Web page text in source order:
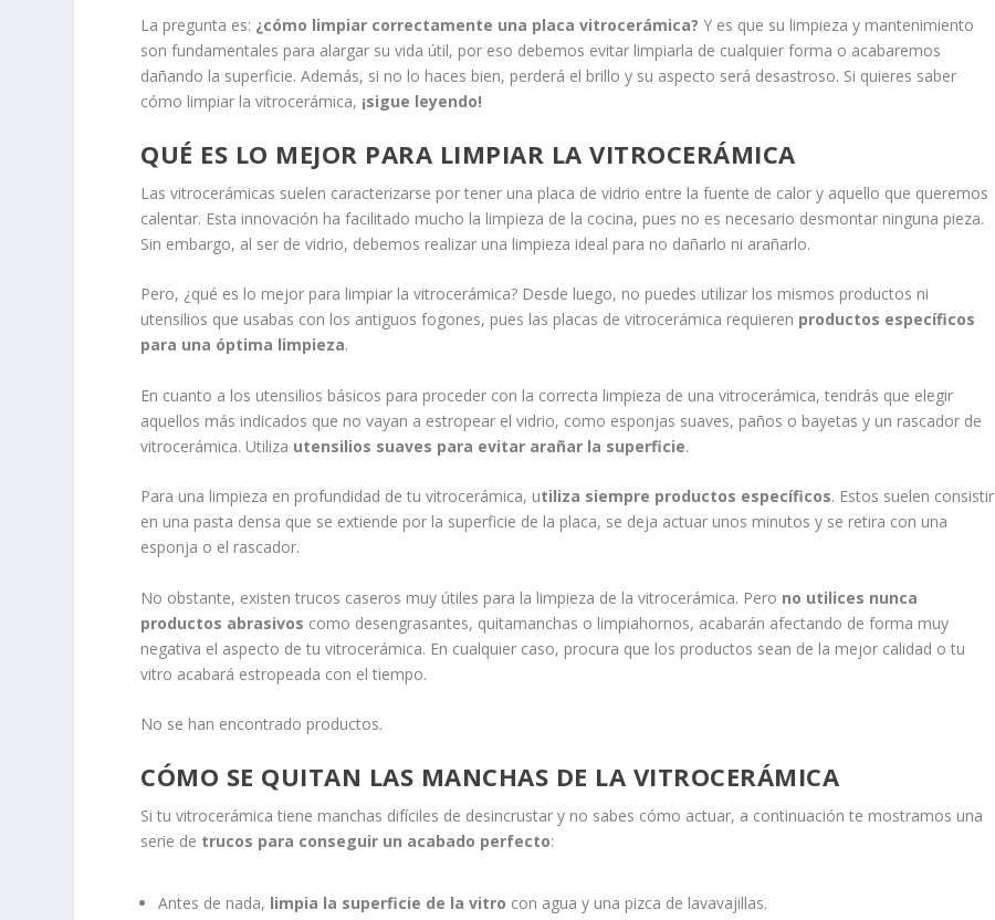
La pregunta es: ¿cómo limpiar correctamente una placa vitrocerámica? Y es que su limpieza y mantenimiento
son fundamentales para alargar su vida útil, por eso debemos evitar limpiarla de cualquier forma o acabaremos
dañando la superficie. Además, si no lo haces bien, perderá el brillo y su aspecto será desastroso. Si quieres saber
cómo limpiar la vitrocerámica, ¡sigue leyendo!
QUÉ ES LO MEJOR PARA LIMPIAR LA VITROCERÁMICA
Las vitrocerámicas suelen caracterizarse por tener una placa de vidrio entre la fuente de calor y aquello que queremos
calentar. Esta innovación ha facilitado mucho la limpieza de la cocina, pues no es necesario desmontar ninguna pieza.
Sin embargo, al ser de vidrio, debemos realizar una limpieza ideal para no dañarlo ni arañarlo.
Pero, ¿qué es lo mejor para limpiar la vitrocerámica? Desde luego, no puedes utilizar los mismos productos ni
utensilios que usabas con los antiguos fogones, pues las placas de vitrocerámica requieren productos específicos
para una óptima limpieza.
En cuanto a los utensilios básicos para proceder con la correcta limpieza de una vitrocerámica, tendrás que elegir
aquellos más indicados que no vayan a estropear el vidrio, como esponjas suaves, paños o bayetas y un rascador de
vitrocerámica. Utiliza utensilios suaves para evitar arañar la superficie.
Para una limpieza en profundidad de tu vitrocerámica, utiliza siempre productos específicos. Estos suelen consistir
en una pasta densa que se extiende por la superficie de la placa, se deja actuar unos minutos y se retira con una
esponja o el rascador.
No obstante, existen trucos caseros muy útiles para la limpieza de la vitrocerámica. Pero no utilices nunca
productos abrasivos como desengrasantes, quitamanchas o limpiahornos, acabarán afectando de forma muy
negativa el aspecto de tu vitrocerámica. En cualquier caso, procura que los productos sean de la mejor calidad o tu
vitro acabará estropeada con el tiempo.
No se han encontrado productos.
CÓMO SE QUITAN LAS MANCHAS DE LA VITROCERÁMICA
Si tu vitrocerámica tiene manchas difíciles de desincrustar y no sabes cómo actuar, a continuación te mostramos una
serie de trucos para conseguir un acabado perfecto:
Antes de nada, limpia la superficie de la vitro con agua y una pizca de lavavajillas.